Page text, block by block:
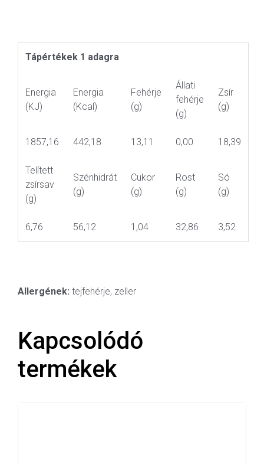
Tápértékek 1 adagra
Energia
(KJ)
Energia
(Kcal)
Fehérje
(g)
Állati
fehérje
(g)
Zsír
(g)
1857,16 442,18 13,11 0,00 18,39
Telített
zsírsav
(g)
Szénhidrát
(g)
Cukor
(g)
Rost
(g)
Só
(g)
6,76 56,12 1,04 32,86 3,52
Allergének: tejfehérje, zeller
Kapcsolódó
termékek